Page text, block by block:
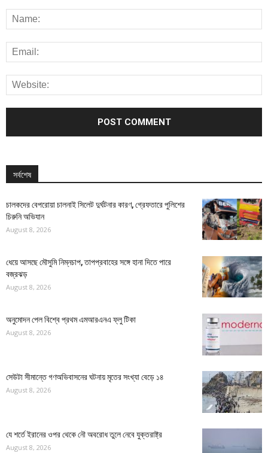
সর্বশেষ
চালকদের বেপরোয়া চালনাই সিলেট দুর্ঘটনার কারণ, গ্রেফতারে পুলিশের
চিরুনি অভিযান
August 8, 2026
ধেয়ে আসছে মৌসুমি নিম্নচাপ, তাপপ্রবাহের সঙ্গে হানা দিতে পারে
বজ্রঝড়
August 8, 2026
অনুমোদন পেল বিশ্বে প্রথম এমআরএনএ ফ্লু টিকা
August 8, 2026
সেউটা সীমান্তে গণঅভিবাসনের ঘটনায় মৃতের সংখ্যা বেড়ে ১৪
August 8, 2026
যে শর্তে ইরানের ওপর থেকে নৌ অবরোধ তুলে নেবে যুক্তরাষ্ট্র
August 8, 2026